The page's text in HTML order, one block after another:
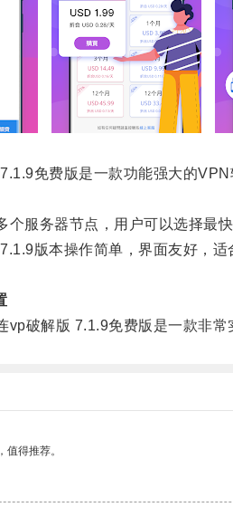
免费版是一款功能强大的VPN
服务器节点，用户可以选择最
版本操作简单，界面友好，适
破解版 7.1.9免费版是一款非常
得推荐。